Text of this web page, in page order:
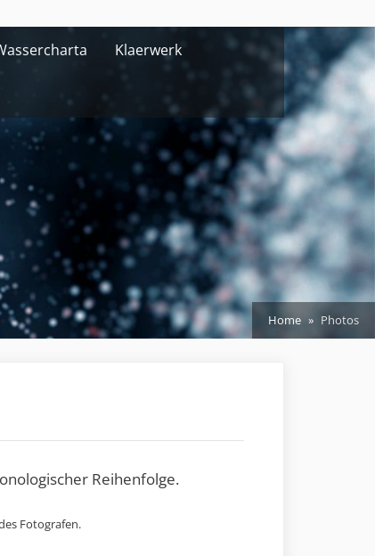
Klaerwerk
Home Photos
Reihenfolge.
Fotografen.